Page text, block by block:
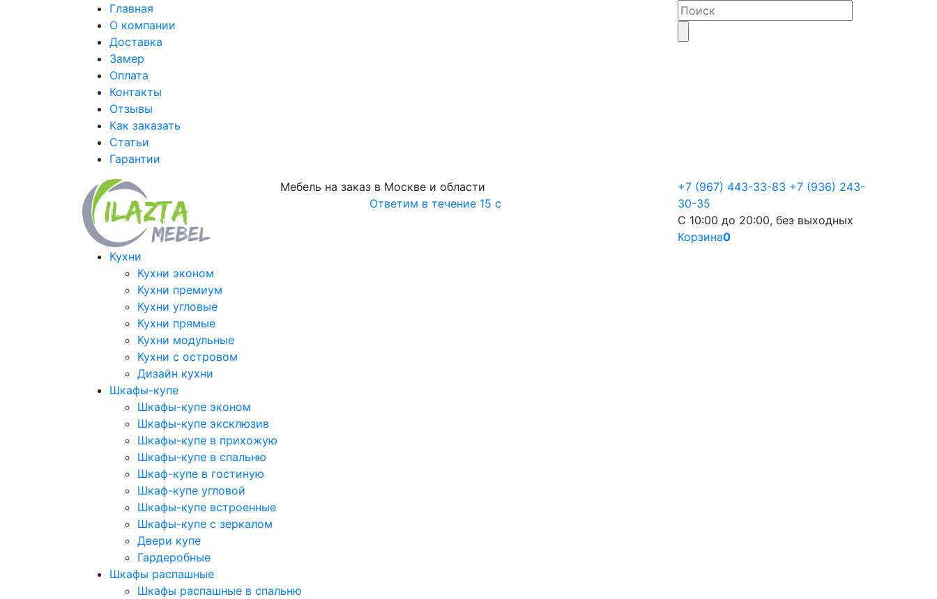
Главная
О компании
Доставка
Замер
Оплата
Контакты
Отзывы
Как заказать
Статьи
Гарантии
Мебель на заказ в Москве и области
Ответим в течение 15 с
+7 (967) 443-33-83 +7 (936) 243-
30-35
С 10:00 до 20:00, без выходных
Корзина0
Кухни
Кухни эконом
Кухни премиум
Кухни угловые
Кухни прямые
Кухни модульные
Кухни с островом
Дизайн кухни
Шкафы-купе
Шкафы-купе эконом
Шкафы-купе эксклюзив
Шкафы-купе в прихожую
Шкафы-купе в спальню
Шкаф-купе в гостиную
Шкаф-купе угловой
Шкафы-купе встроенные
Шкафы-купе с зеркалом
Двери купе
Гардеробные
Шкафы распашные
Шкафы распашные в спальню